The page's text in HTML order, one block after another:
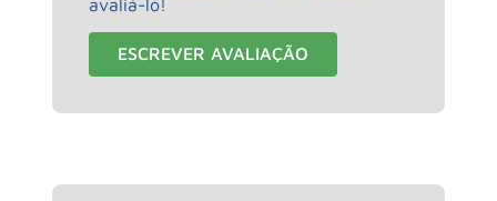
avaliá-lo!
ESCREVER AVALIAÇÃO